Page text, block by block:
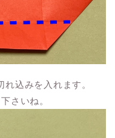
込みを入れます。
さいね。